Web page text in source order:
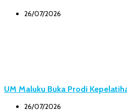
26/07/2026
UM Maluku Buka Prodi
26/07/2026